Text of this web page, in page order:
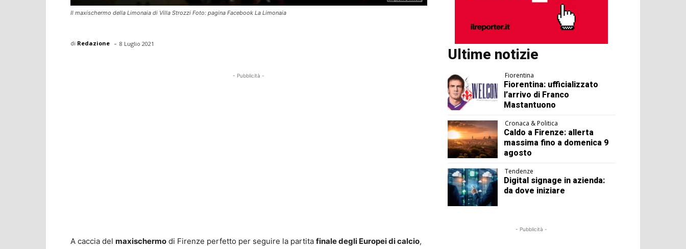
Il maxischermo della Limonaia di Villa Strozzi Foto: pagina Facebook La Limonaia
di Redazione - 8 Luglio 2021
- Pubblicità -
A caccia del maxischermo di Firenze perfetto per seguire la partita finale degli Europei di calcio,
Ultime notizie
Fiorentina
Fiorentina: ufficializzato
l’arrivo di Franco
Mastantuono
Cronaca & Politica
Caldo a Firenze: allerta
massima fino a domenica 9
agosto
Tendenze
Digital signage in azienda:
da dove iniziare
- Pubblicità -